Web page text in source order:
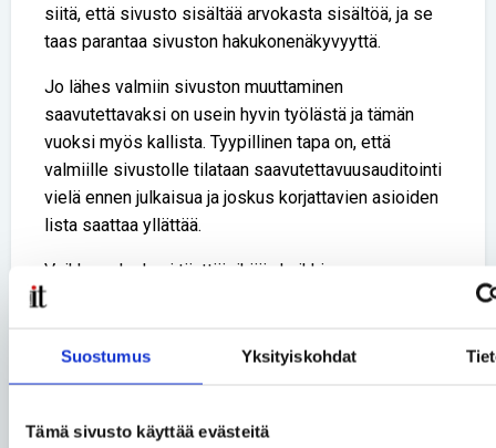
Suostumus Yksityiskohdat
Tämä sivusto käyttää evästeitä
siitä, että sivusto sisältää arvokasta sisältöä, ja se
taas parantaa sivuston hakukonenäkyvyyttä.
Jo lähes valmiin sivuston muuttaminen
saavutettavaksi on usein hyvin työlästä ja tämän
vuoksi myös kallista. Tyypillinen tapa on, että
valmiille sivustolle tilataan saavutettavuusauditointi
vielä ennen julkaisua ja joskus korjattavien asioiden
lista saattaa yllättää.
Vaikka palvelu ei täyttäisikään kaikkia
saavutettavuuden vaatimuksia, on onneksi paljon
Tällaisia toimenpiteitä ovat esimerkiksi
tekstivastineiden lisääminen kuville, värikontrastin
loogiseen järjestykseen. Pienilläkin asioilla voi olla